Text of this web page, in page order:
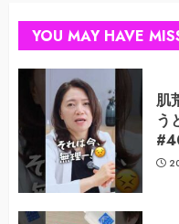
YOU MAY HAVE
肌
う